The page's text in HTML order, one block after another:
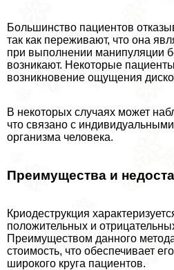
Большинство пациентов
так как переживают, что она
при выполнении манипуляции
возникают. Некоторые
возникновение ощущения
В некоторых случаях может
что связано с
организма человека.
Преимущества и
Криодеструкция
положительных и
Преимуществом данного
стоимость, что обеспечивает
широкого круга пациентов.